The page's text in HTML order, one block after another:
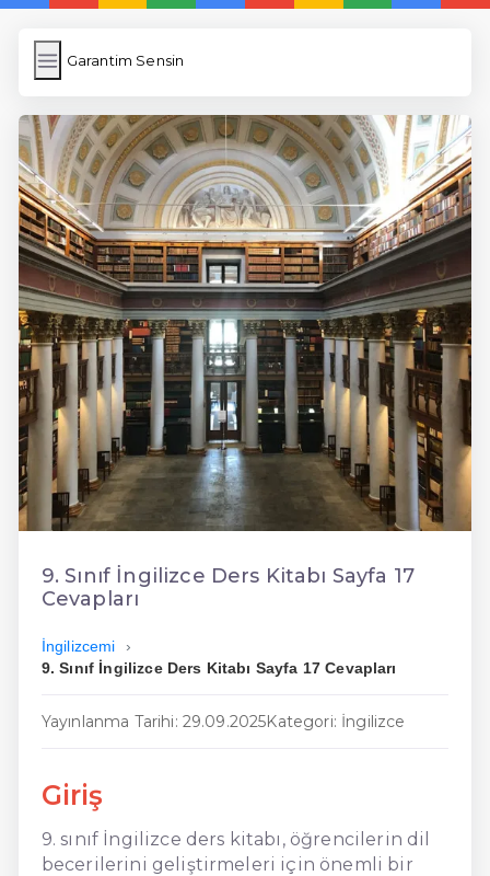
Garantim Sensin
Garantim Sensin
Resim Yükle
Wordpress Cache
Anasayfa
5 Günde İngilizce
İngilizce
Dil Eğitimi
En Hızlı İngilizce
En Kolay İngilizce
En Ucuz İngilizce
En Uygun İngilizce
Hızlı İngilizce
9. Sınıf İngilizce Ders Kitabı Sayfa 17
Cevapları
İngilizcemi
9. Sınıf İngilizce Ders Kitabı Sayfa 17 Cevapları
Yayınlanma Tarihi: 29.09.2025Kategori: İngilizce
Giriş
9. sınıf İngilizce ders kitabı, öğrencilerin dil
becerilerini geliştirmeleri için önemli bir